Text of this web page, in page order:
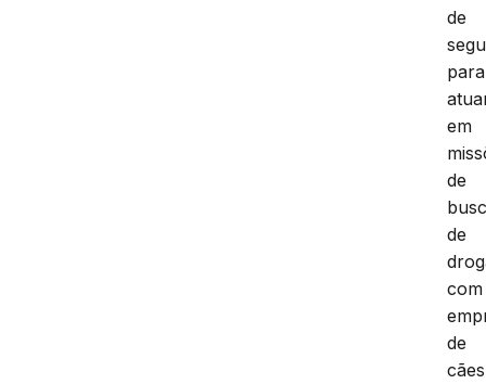
de
para
em
de
de
com
de
cães